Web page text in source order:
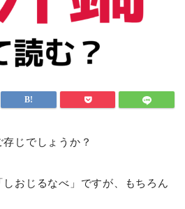
じでしょうか？
おじるなべ」ですが、もちろん